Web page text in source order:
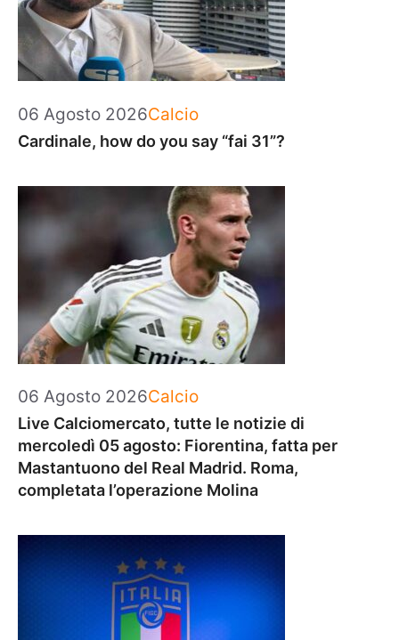
06 Agosto 2026Categorie
Calcio
Cardinale, how do you say “fai 31”?
06 Agosto 2026Categorie
Calcio
Live Calciomercato, tutte le notizie di
mercoledì 05 agosto: Fiorentina, fatta per
Mastantuono del Real Madrid. Roma,
completata l’operazione Molina